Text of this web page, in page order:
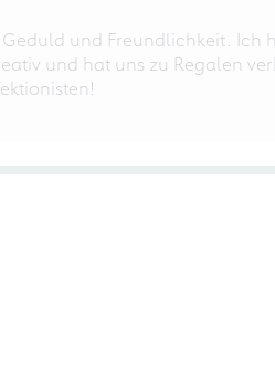
und Freundlichkeit. Ich
und hat uns zu Regalen